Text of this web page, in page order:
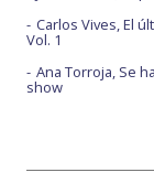
Carlos Vives, El
Vol. 1
Ana Torroja, Se
show